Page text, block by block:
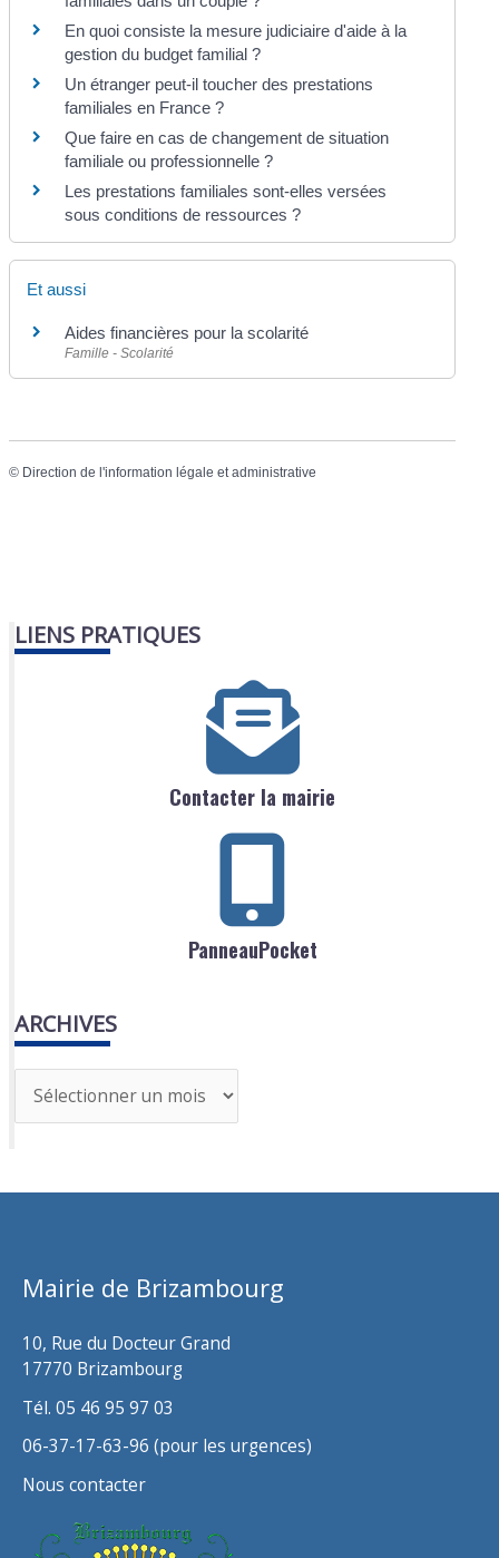
En quoi consiste la mesure judiciaire d'aide à la
gestion du budget familial ?
Un étranger peut-il toucher des prestations
familiales en France ?
Que faire en cas de changement de situation
familiale ou professionnelle ?
Les prestations familiales sont-elles versées
sous conditions de ressources ?
Et aussi
Aides financières pour la scolarité
Famille - Scolarité
© Direction de l'information légale et administrative
LIENS PRATIQUES
Contacter la mairie
PanneauPocket
ARCHIVES
r
h
Mairie de Brizambourg
10, Rue du Docteur Grand
17770 Brizambourg
Tél. 05 46 95 97 03
06-37-17-63-96 (pour les urgences)
Nous contacter